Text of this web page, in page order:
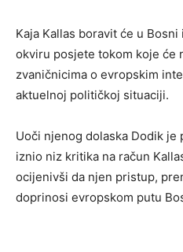
Kaja Kallas boravit će u
okviru posjete tokom koje će
zvaničnicima o evropskim
aktuelnoj političkoj situaciji.
Uoči njenog dolaska Dodik
iznio niz kritika na račun
ocijenivši da njen pristup,
doprinosi evropskom putu